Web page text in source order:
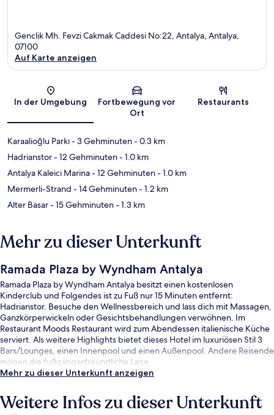
Genclik Mh. Fevzi Cakmak Caddesi No:22, Antalya, Antalya,
07100
Auf Karte anzeigen
In der Umgebung
Fortbewegung vor
Ort
Restaurants
Karaalioğlu Parkı- 3 Gehminuten- 0.3 km
Hadrianstor- 12 Gehminuten- 1.0 km
Antalya Kaleici Marina- 12 Gehminuten- 1.0 km
Mermerli-Strand - 14 Gehminuten- 1.2 km
Alter Basar- 15 Gehminuten- 1.3 km
Mehr zu dieser Unterkunft
Ramada Plaza by Wyndham Antalya
Ramada Plaza by Wyndham Antalya besitzt einen kostenlosen
Kinderclub und Folgendes ist zu Fuß nur 15 Minuten entfernt:
Hadrianstor. Besuche den Wellnessbereich und lass dich mit Massagen,
Ganzkörperwickeln oder Gesichtsbehandlungen verwöhnen. Im
Restaurant Moods Restaurant wird zum Abendessen italienische Küche
serviert. Als weitere Highlights bietet dieses Hotel im luxuriösen Stil 3
Bars/Lounges, einen Innenpool und einen Außenpool. Andere Reisende
mögen die fußgängerfreundliche Lage.
Mehr zu dieser Unterkunft anzeigen
Weitere Infos zu dieser Unterkunft